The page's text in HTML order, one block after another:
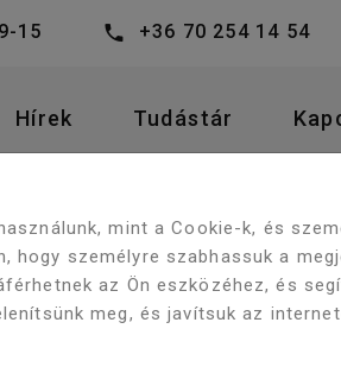
15 +36 70 254 14 54
Hírek Tudástár
WELLIS CASCADE
mint a Cookie-k, és
hogy személyre szabhassuk a
az Ön eszközéhez, és
meg, és javítsuk az